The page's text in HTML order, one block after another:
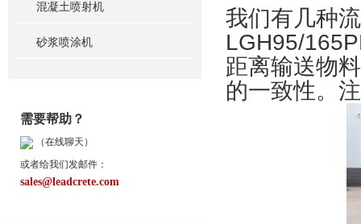
混凝土喷射机
砂浆喷涂机
需要帮助？
（在线聊天）
或者给我们发邮件：
sales@leadcrete.com
我们有几种
LGH95/
距离输送物
的一致性。